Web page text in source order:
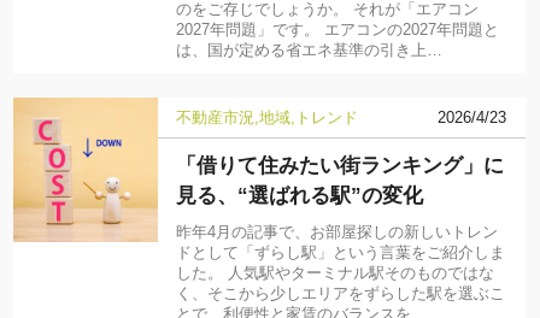
のをご存じでしょうか。 それが「エアコン
2027年問題」です。 エアコンの2027年問題と
は、国が定める省エネ基準の引き上…
不動産市況 地域 トレンド 2026/4/23
「借りて住みたい街ランキング」に
見る、“選ばれる駅”の変化
昨年4月の記事で、お部屋探しの新しいトレン
ドとして「ずらし駅」という言葉をご紹介しま
した。 人気駅やターミナル駅そのものではな
く、そこから少しエリアをずらした駅を選ぶこ